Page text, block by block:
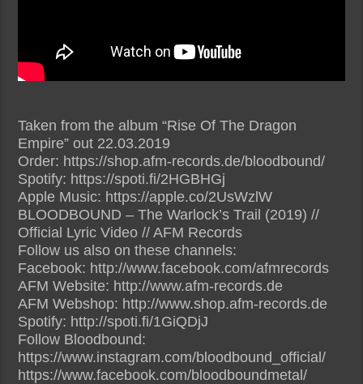
Taken from the album “Rise Of The Dragon
Empire” out 22.03.2019
Order: https://shop.afm-records.de/bloodbound/
Spotify: https://spoti.fi/2HGBHGj
Apple Music: https://apple.co/2UsWzlW
BLOODBOUND – The Warlock’s Trail (2019) //
Official Lyric Video // AFM Records
Follow us also on these channels:
Facebook: http://www.facebook.com/afmrecords
AFM Website: http://www.afm-records.de
AFM Webshop: http://www.shop.afm-records.de
Spotify: http://spoti.fi/1GiQDjJ
Follow Bloodbound:
https://www.instagram.com/bloodbound_official/
https://www.facebook.com/bloodboundmetal/